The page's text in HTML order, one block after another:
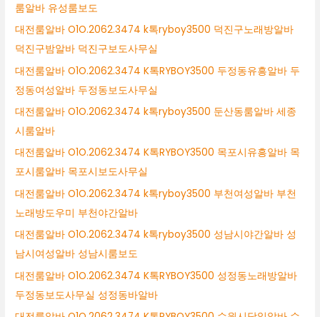
룸알바 유성룸보도
대전룸알바 O1O.2062.3474 k톡ryboy3500 덕진구노래방알바
덕진구밤알바 덕진구보도사무실
대전룸알바 O1O.2062.3474 K톡RYBOY3500 두정동유흥알바 두
정동여성알바 두정동보도사무실
대전룸알바 O1O.2062.3474 k톡ryboy3500 둔산동룸알바 세종
시룸알바
대전룸알바 O1O.2062.3474 K톡RYBOY3500 목포시유흥알바 목
포시룸알바 목포시보도사무실
대전룸알바 O1O.2062.3474 k톡ryboy3500 부천여성알바 부천
노래방도우미 부천야간알바
대전룸알바 O1O.2062.3474 k톡ryboy3500 성남시야간알바 성
남시여성알바 성남시룸보도
대전룸알바 O1O.2062.3474 K톡RYBOY3500 성정동노래방알바
두정동보도사무실 성정동바알바